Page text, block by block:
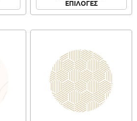
ΕΠΙΛΟΓΕΣ